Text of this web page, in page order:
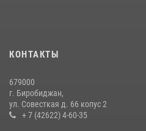
13 июля 2026, 02:04
гражданского оружия в ЕАО
16 июля 2026, 02:01
КОНТАКТЫ
679000
г. Биробиджан,
ул. Совесткая д. 66 копус 2
+ 7 (42622) 4-60-35